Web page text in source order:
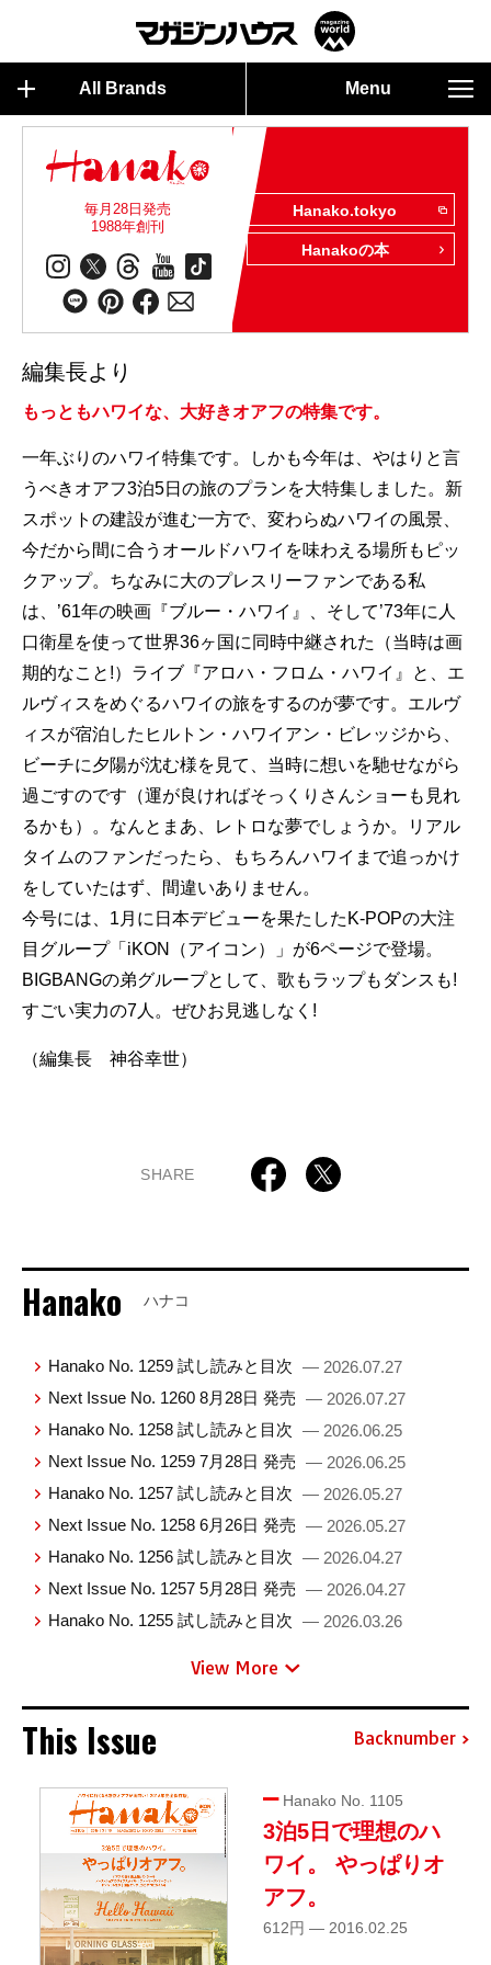
All Brands Menu
毎月28日発売
1988年創刊
Hanako.tokyo
Hanakoの本
編集長より
もっともハワイな、大好きオアフの特集です。
一年ぶりのハワイ特集です。しかも今年は、やはりと言
うべきオアフ3泊5日の旅のプランを大特集しました。新
スポットの建設が進む一方で、変わらぬハワイの風景、
今だから間に合うオールドハワイを味わえる場所もピッ
クアップ。ちなみに大のプレスリーファンである私
は、’61年の映画『ブルー・ハワイ』、そして’73年に人
口衛星を使って世界36ヶ国に同時中継された（当時は画
期的なこと!）ライブ『アロハ・フロム・ハワイ』と、エ
ルヴィスをめぐるハワイの旅をするのが夢です。エルヴ
ィスが宿泊したヒルトン・ハワイアン・ビレッジから、
ビーチに夕陽が沈む様を見て、当時に想いを馳せながら
過ごすのです（運が良ければそっくりさんショーも見れ
るかも）。なんとまあ、レトロな夢でしょうか。リアル
タイムのファンだったら、もちろんハワイまで追っかけ
をしていたはず、間違いありません。
今号には、1月に日本デビューを果たしたK-POPの大注
目グループ「iKON（アイコン）」が6ページで登場。
BIGBANGの弟グループとして、歌もラップもダンスも!
すごい実力の7人。ぜひお見逃しなく!
（編集長 神谷幸世）
SHARE
Hanako ハナコ
Hanako No. 1259 試し読みと目次 — 2026.07.27
Next Issue No. 1260 8月28日 発売 — 2026.07.27
Hanako No. 1258 試し読みと目次 — 2026.06.25
Next Issue No. 1259 7月28日 発売 — 2026.06.25
Hanako No. 1257 試し読みと目次 — 2026.05.27
Next Issue No. 1258 6月26日 発売 — 2026.05.27
Hanako No. 1256 試し読みと目次 — 2026.04.27
Next Issue No. 1257 5月28日 発売 — 2026.04.27
Hanako No. 1255 試し読みと目次 — 2026.03.26
View More
This Issue Backnumber
Hanako No. 1105
3泊5日で理想のハ
ワイ。 やっぱりオ
アフ。
612円 — 2016.02.25